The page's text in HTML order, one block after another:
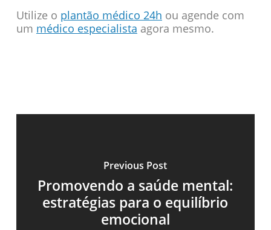
Utilize o plantão médico 24h ou agende com
um médico especialista agora mesmo.
Previous Post
Promovendo a saúde mental:
estratégias para o equilíbrio
emocional